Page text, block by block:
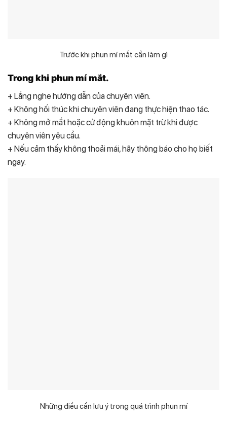
Trước khi phun mí mắt cần làm gì
Trong khi phun mí mắt.
+ Lắng nghe hướng dẫn của chuyên viên.
+ Không hối thúc khi chuyên viên đang thực hiện thao tác.
+ Không mở mắt hoặc cử động khuôn mặt trừ khi được
chuyên viên yêu cầu.
+ Nếu cảm thấy không thoải mái, hãy thông báo cho họ biết
ngay.
Những điều cần lưu ý trong quá trình phun mí